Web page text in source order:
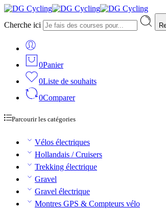
Cherche ici
0Panier
0Liste de souhaits
0Comparer
Parcourir les catégories
Vélos électriques
Hollandais / Cruisers
Trekking électrique
Gravel
Gravel électrique
Montres GPS & Compteurs vélo